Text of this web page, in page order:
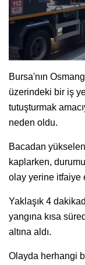
Bursa'nın
üzerindeki bir iş
tutuşturmak
neden oldu.
Bacadan
kaplarken,
olay yerine itfaiye
Yaklaşık 4
yangına kısa
altına aldı.
Olayda herhangi